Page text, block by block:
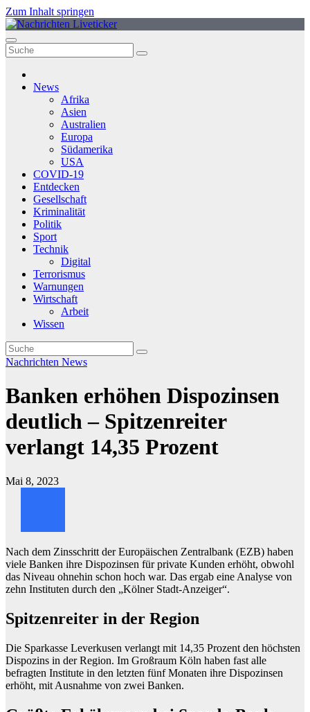
Zum Inhalt springen
News
Afrika
Asien
Australien
Europa
Südamerika
USA
COVID-19
Entdecken
Gesellschaft
Kriminalität
Politik
Sport
Technik
Digital
Terrorismus
Warnungen
Wirtschaft
Arbeit
Wissen
Nachrichten News
Banken erhöhen Dispozinsen
deutlich – Spitzenreiter
verlangt 14,35 Prozent
Mai 8, 2023
Nach dem Zinsschritt der Europäischen Zentralbank (EZB) haben
viele Banken ihre Dispozinsen für private Kunden erhöht, obwohl
das Niveau ohnehin schon hoch war. Das ergab eine Analyse von
zehn Instituten durch den „Kölner Stadt-Anzeiger“.
Spitzenreiter in der Region
Die Sparkasse Leverkusen verlangt mit 14,35 Prozent den höchsten
Dispozins in der Region. Im Großraum Köln haben fast alle
befragten Institute in den letzten fünf Monaten ihre Dispozinsen
erhöht, mit Ausnahme von zwei Banken.